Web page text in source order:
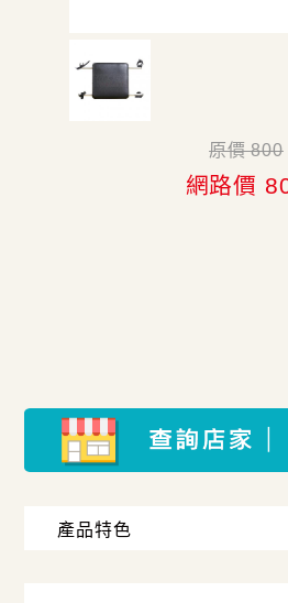
原價 800
網路價